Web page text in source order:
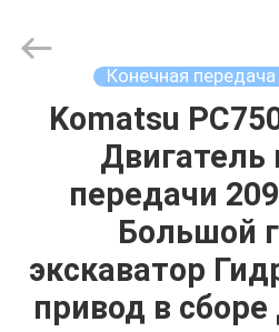
ГЛАВНАЯ
СТРАНИЦА
ПРОДУКЦИЯ
РОЛИКИ
Конечная
Komatsu
Двигатель
передачи
Большой
экскаватор
привод в